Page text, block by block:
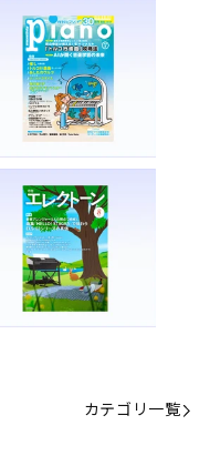
カテゴリ一覧